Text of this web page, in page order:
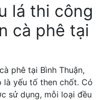
lá thi công
cà phê tại
phê tại Bình Thuận,
là yếu tố then chốt. Có
sử dụng, mỗi loại đều